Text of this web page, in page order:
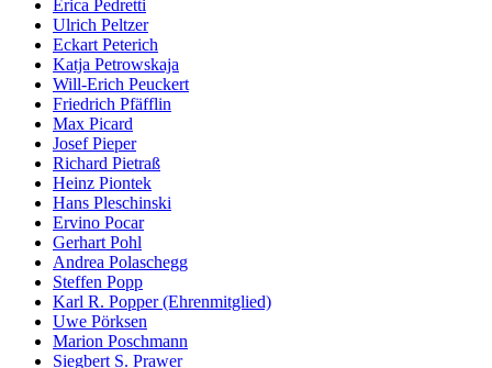
Erica Pedretti
Ulrich Peltzer
Eckart Peterich
Katja Petrowskaja
Will-Erich Peuckert
Friedrich Pfäfflin
Max Picard
Josef Pieper
Richard Pietraß
Heinz Piontek
Hans Pleschinski
Ervino Pocar
Gerhart Pohl
Andrea Polaschegg
Steffen Popp
Karl R. Popper (Ehrenmitglied)
Uwe Pörksen
Marion Poschmann
Siegbert S. Prawer